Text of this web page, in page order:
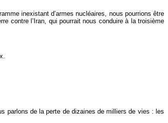
inexistant d’armes nucléaires, nous pourrions être
contre l’Iran, qui pourrait nous conduire à la troisième
parlons de la perte de dizaines de milliers de vies : les